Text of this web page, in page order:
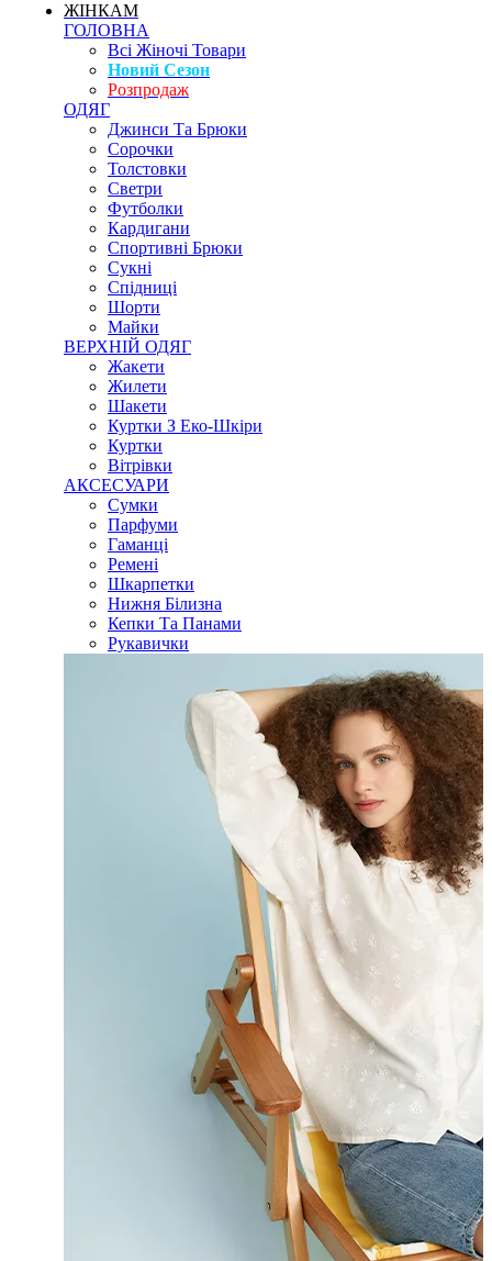
ЖІНКАМ
ГОЛОВНА
Всі Жіночі Товари
Новий Сезон
Розпродаж
ОДЯГ
Джинси Та Брюки
Сорочки
Толстовки
Светри
Футболки
Кардигани
Спортивні Брюки
Сукні
Спідниці
Шорти
Майки
ВЕРХНІЙ ОДЯГ
Жакети
Жилети
Шакети
Куртки З Еко-Шкіри
Куртки
Вітрівки
АКСЕСУАРИ
Сумки
Парфуми
Гаманці
Ремені
Шкарпетки
Нижня Білизна
Кепки Та Панами
Рукавички